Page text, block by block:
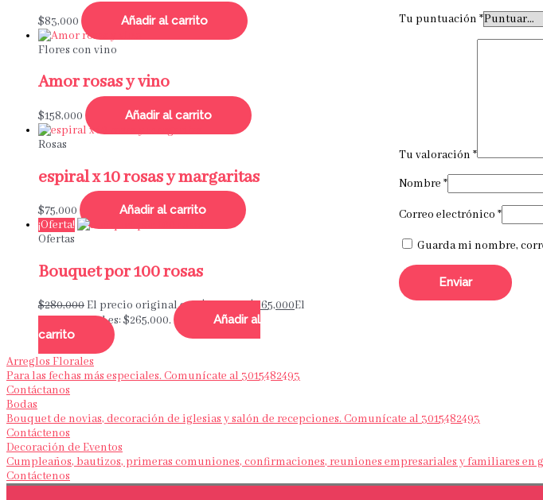
Tu puntuación *
Tu valoración *
Nombre *
Correo electrónico *
Guarda mi nombre,
$83,000 Añadir al carrito
Flores con vino
Amor rosas y vino
$158,000 Añadir al carrito
Rosas
espiral x 10 rosas y margaritas
$75,000
Añadir al carrito
¡Oferta!
Ofertas
Bouquet por 100 rosas
$280,000El precio original era: $280,000.$265,000El
precio actual es: $265,000.
Añadir al
carrito
Arreglos Florales
Para las fechas más especiales. Comunícate al 3015482493
Contáctanos
Bodas
Bouquet de novias, decoración de iglesias y salón de recepciones. Comunícate al 3015482493
Contáctenos
Decoración de Eventos
Cumpleaños, bautizos, primeras comuniones, confirmaciones, reuniones empresariales y familiares en
Contáctenos